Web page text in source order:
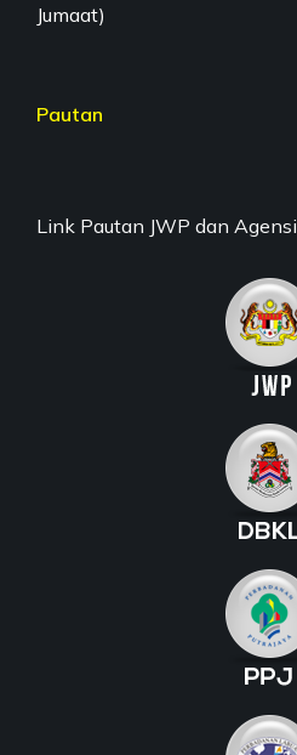
Jumaat)
Pautan
Link Pautan JWP dan Agensi